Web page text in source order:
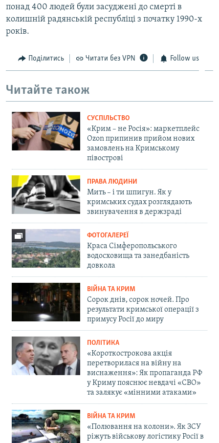
понад 400 людей були засуджені до смерті в
колишній радянській республіці з початку 1990-х
років.
Поділитись Читати без VPN Follow us
Читайте також
СУСПІЛЬСТВО
«Крим – не Росія»: маркетплейс
Ozon припинив прийом нових
замовлень на Кримському
півострові
ПРАВА ЛЮДИНИ
Мить – і ти шпигун. Як у
кримських судах розглядають
звинувачення в держзраді
ФОТОГАЛЕРЕЇ
Краса Сімферопольського
водосховища та занедбаність
довкола
ВІЙНА ТА КРИМ
Сорок днів, сорок ночей. Про
результати кримської операції з
примусу Росії до миру
ПОЛІТИКА
«Короткострокова акція
перетворилася на війну на
виснаження»: Як пропаганда РФ
у Криму пояснює невдачі «СВО»
та залякує «мінними атаками»
ВІЙНА ТА КРИМ
«Полювання на колони». Як ЗСУ
ріжуть військову логістику Росії в